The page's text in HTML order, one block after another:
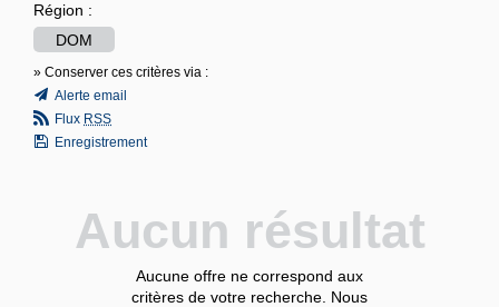
Région :
DOM
» Conserver ces critères via :
Alerte email
Flux RSS
Enregistrement
Aucun résultat
Aucune offre ne correspond aux
critères de votre recherche. Nous